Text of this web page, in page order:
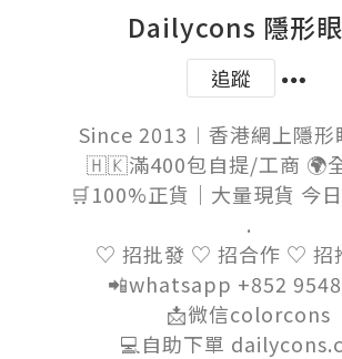
Dailycons 隱形
追蹤
Since 2013︱香港網上隱形
🇭🇰滿400包自提/工商 🌍
🛒100%正貨｜大量現貨 今
.
♡ 招批發 ♡ 招合作 ♡ 招
📲whatsapp +852
📩微信colorcons
💻自助下單